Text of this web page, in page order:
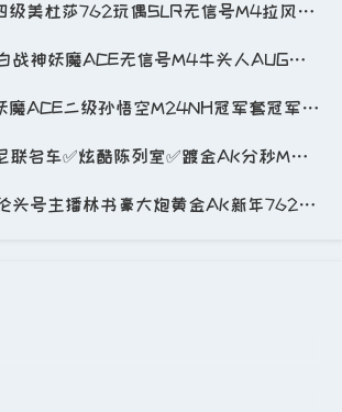
兰博基尼URUS四级美杜莎762玩偶SLR无信号M4拉风龙手套发光手臂动物AK枫叶M4滑雪套_绝地求生_全区_全服
阿斯顿马丁跑车白战神妖魔ACE无信号M4牛头人AUG四级恶魔ACE无重力MP5猪八戒孙悟空套枫叶滑雪_绝地求生_全区_全服
兰博基尼URUS妖魔ACE二级孙悟空M24NH冠军套冠军762战神衣王者大衣红面巾AJ红鞋悲喜背包_绝地求生_全区_全服
可排位✅兰博基尼联名车✅炫酷陈列室✅踱金AK分秒M4幸运SKS愉悦102k_绝地求生_全区_全服_1
满级号终极迈凯伦头号主播林书豪大炮黄金AK新年762枫叶M4计数98K_绝地求生_全区_全服